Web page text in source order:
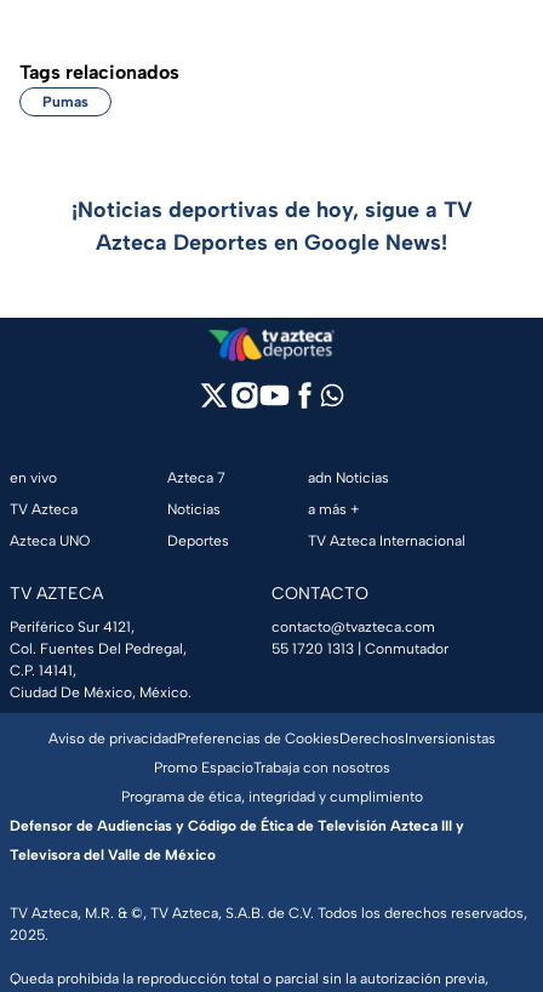
Tags relacionados
Pumas
¡Noticias deportivas de hoy, sigue a TV
Azteca Deportes en Google News!
en vivo
TV Azteca
Azteca UNO
Azteca 7
Noticias
Deportes
adn Noticias
a más +
TV Azteca Internacional
TV AZTECA
Periférico Sur 4121,
Col. Fuentes Del Pedregal,
C.P. 14141,
Ciudad De México, México.
CONTACTO
contacto@tvazteca.com
55 1720 1313 | Conmutador
TV Azteca, M.R. & ©, TV Azteca, S.A.B. de C.V. Todos los derechos reservados,
2025.
Queda prohibida la reproducción total o parcial sin la autorización previa,
Aviso de privacidadPreferencias de CookiesDerechosInversionistas
Promo EspacioTrabaja con nosotros
Programa de ética, integridad y cumplimiento
Defensor de Audiencias y Código de Ética de Televisión Azteca III y
Televisora del Valle de México